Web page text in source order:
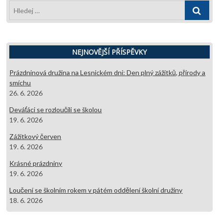
Hledej
NEJNOVĚJŠÍ PŘÍSPĚVKY
Prázdninová družina na Lesnickém dni: Den plný zážitků, přírody a
smíchu
26. 6. 2026
Deváťáci se rozloučili se školou
19. 6. 2026
Zážitkový červen
19. 6. 2026
Krásné prázdniny
19. 6. 2026
Loučení se školním rokem v pátém oddělení školní družiny
18. 6. 2026